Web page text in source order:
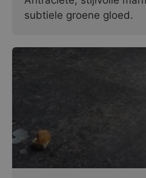
subtiele groene gloed.